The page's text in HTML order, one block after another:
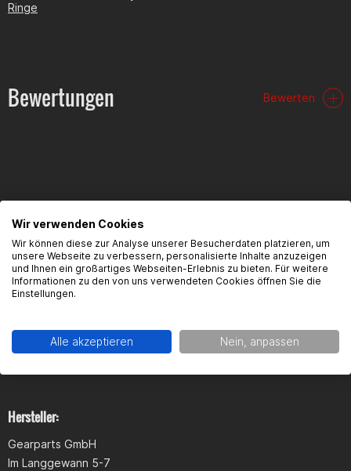
Ringe
Bewertungen Bewerten
FAQ
Hier findest du die häufigsten Fragen und die dazugehörigen
Antworten zu diesem Artikel.
Produktsicherheit
Hersteller:
Gearparts GmbH
Im Langgewann 5-7
Wir verwenden Cookies
Wir können diese zur Analyse unserer Besucherdaten platzieren, um
unsere Webseite zu verbessern, personalisierte Inhalte anzuzeigen
und Ihnen ein großartiges Webseiten-Erlebnis zu bieten. Für weitere
Informationen zu den von uns verwendeten Cookies öffnen Sie die
Einstellungen.
Alle akzeptieren Nein, anpassen